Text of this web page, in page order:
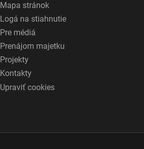
Mapa stránok
Logá na stiahnutie
Pre médiá
Prenájom majetku
Projekty
Kontakty
Upraviť cookies